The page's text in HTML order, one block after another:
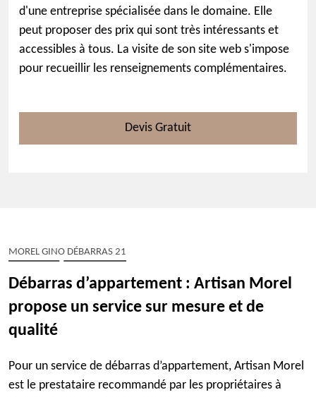
d'une entreprise spécialisée dans le domaine. Elle
peut proposer des prix qui sont très intéressants et
accessibles à tous. La visite de son site web s'impose
pour recueillir les renseignements complémentaires.
Devis Gratuit
MOREL GINO DÉBARRAS 21
Débarras d’appartement : Artisan Morel
propose un service sur mesure et de
qualité
Pour un service de débarras d’appartement, Artisan Morel
est le prestataire recommandé par les propriétaires à